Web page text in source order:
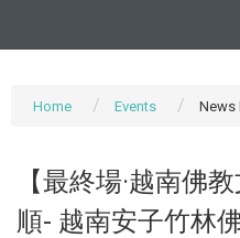
Home Events News
【最終場·越南佛
順- 越南安子竹林